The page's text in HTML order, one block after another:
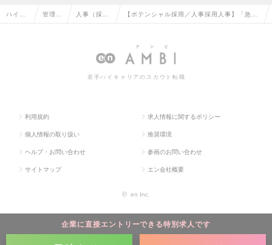
企業に直接エントリーできる特別求人です
ハイク 管理部 人事（採
ど）の転職
【ポテンシャル採用／人事採用人事】「急成
たい方を募集！」の求人情報
若手ハイキャリアのスカウト転職
利用規約 求人情報に関するポリシー
個人情報の取り扱い 推奨環境
ヘルプ・お問い合わせ 参画のお問い合わせ
サイトマップ エン会社概要
© en Inc.